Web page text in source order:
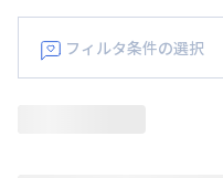
フィルタ条件の選択